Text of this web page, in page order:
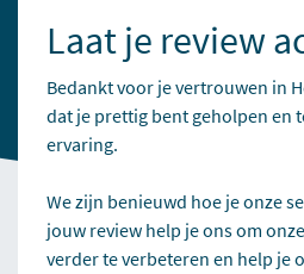
Laat je review
Bedankt voor je vertrouwen in
dat je prettig bent geholpen en
ervaring.
We zijn benieuwd hoe je onze
jouw review help je ons om
verder te verbeteren en help je